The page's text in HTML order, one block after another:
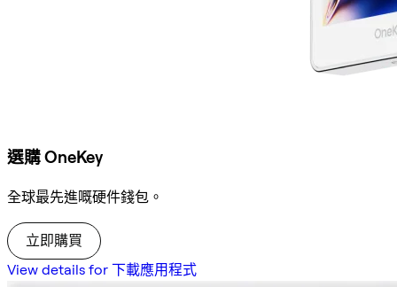
選購 OneKey
全球最先進嘅硬件錢包。
立即購買
View details for 下載應用程式